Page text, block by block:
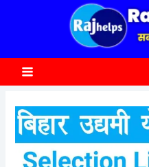
c